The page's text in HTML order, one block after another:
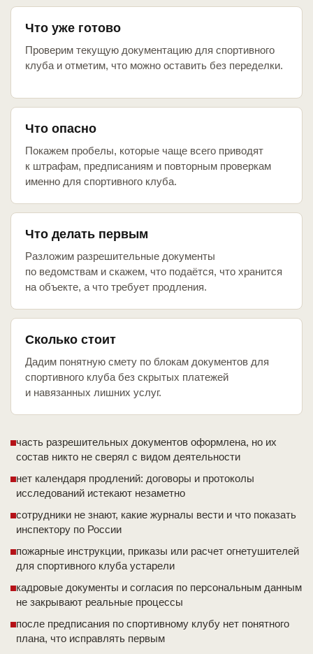
Что уже готово
Проверим текущую документацию для спортивного
клуба и отметим, что можно оставить без переделки.
Что опасно
Покажем пробелы, которые чаще всего приводят
к штрафам, предписаниям и повторным проверкам
именно для спортивного клуба.
Что делать первым
Разложим разрешительные документы
по ведомствам и скажем, что подаётся, что хранится
на объекте, а что требует продления.
Сколько стоит
Дадим понятную смету по блокам документов для
спортивного клуба без скрытых платежей
и навязанных лишних услуг.
часть разрешительных документов оформлена, но их
состав никто не сверял с видом деятельности
нет календаря продлений: договоры и протоколы
исследований истекают незаметно
сотрудники не знают, какие журналы вести и что показать
инспектору по России
пожарные инструкции, приказы или расчет огнетушителей
для спортивного клуба устарели
кадровые документы и согласия по персональным данным
не закрывают реальные процессы
после предписания по спортивному клубу нет понятного
плана, что исправлять первым